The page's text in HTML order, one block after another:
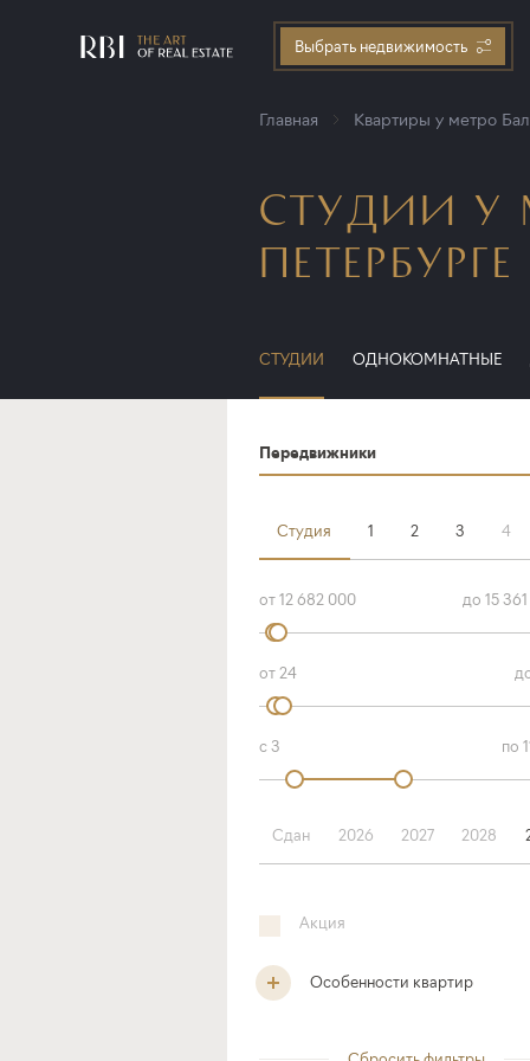
Выбрать недвижимость
Главная Квартиры у метро
СТУДИИ У
ПЕТЕРБУРГЕ
СТУДИИ ОДНОКОМНАТНЫЕ
Передвижники
Студия 1 2 3 4
Сдан 2026 2027 2028
Акция
Особенности квартир